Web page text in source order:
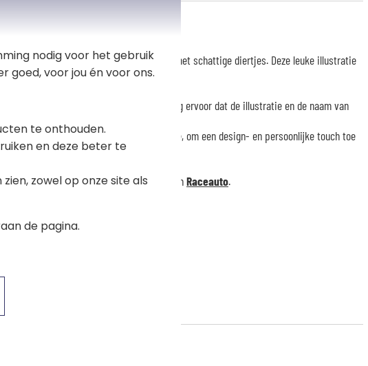
frame met Safari decor is versierd met schattige diertjes. Deze leuke illustratie
met de naam van het kind.
verlicht: van binnenuit zorgt LED-verlichting ervoor dat de illustratie en de naam van
cadeau, dat kan dienen als nachtlampje, om een design- en persoonlijke touch toe
van een kind of baby.
houten LED-frames zoals:Luchtballon enRaceauto.
nodig voor het gebruik
goed, voor jou én voor ons.
te onthouden.
en deze beter te
zowel op onze site als
de pagina.